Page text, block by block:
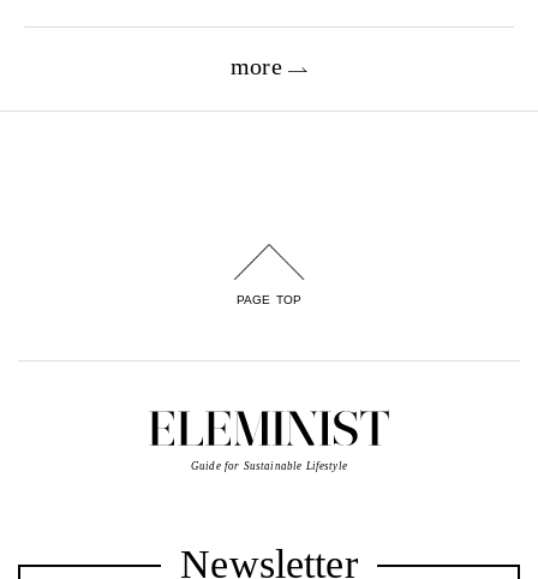
more
PAGE TOP
Guide for Sustainable Lifestyle
Newsletter